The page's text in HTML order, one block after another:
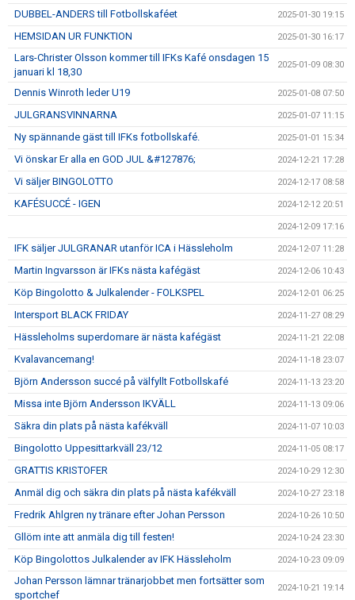
DUBBEL-ANDERS till Fotbollskaféet 2025-01-30 19:15
HEMSIDAN UR FUNKTION 2025-01-30 16:17
Lars-Christer Olsson kommer till IFKs Kafé onsdagen 15
januari kl 18,30
2025-01-09 08:30
Dennis Winroth leder U19 2025-01-08 07:50
JULGRANSVINNARNA 2025-01-07 11:15
Ny spännande gäst till IFKs fotbollskafé. 2025-01-01 15:34
Vi önskar Er alla en GOD JUL &#127876; 2024-12-21 17:28
Vi säljer BINGOLOTTO 2024-12-17 08:58
KAFÉSUCCÉ - IGEN 2024-12-12 20:51
2024-12-09 17:16
IFK säljer JULGRANAR utanför ICA i Hässleholm 2024-12-07 11:28
Martin Ingvarsson är IFKs nästa kafégäst 2024-12-06 10:43
Köp Bingolotto & Julkalender - FOLKSPEL 2024-12-01 06:25
Intersport BLACK FRIDAY 2024-11-27 08:29
Hässleholms superdomare är nästa kafégäst 2024-11-21 22:08
Kvalavancemang! 2024-11-18 23:07
Björn Andersson succé på välfyllt Fotbollskafé 2024-11-13 23:20
Missa inte Björn Andersson IKVÄLL 2024-11-13 09:06
Säkra din plats på nästa kafékväll 2024-11-07 10:03
Bingolotto Uppesittarkväll 23/12 2024-11-05 08:17
GRATTIS KRISTOFER 2024-10-29 12:30
Anmäl dig och säkra din plats på nästa kafékväll 2024-10-27 23:18
Fredrik Ahlgren ny tränare efter Johan Persson 2024-10-26 10:50
Gllöm inte att anmäla dig till festen! 2024-10-24 23:30
Köp Bingolottos Julkalender av IFK Hässleholm 2024-10-23 09:09
Johan Persson lämnar tränarjobbet men fortsätter som
sportchef
2024-10-21 19:14